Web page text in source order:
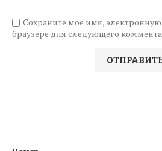
Сохраните мое имя, электронную
браузере для следующего